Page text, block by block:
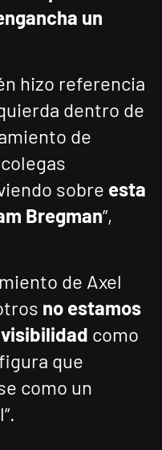
un
hizo referencia
dentro de
de
sobre esta
Bregman”,
de Axel
no estamos
como
que
como un